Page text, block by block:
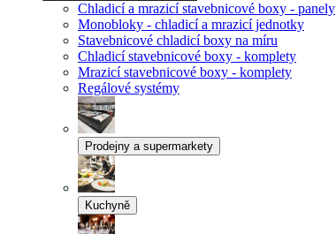
Chladicí a mrazicí stavebnicové boxy - panely
Monobloky - chladicí a mrazicí jednotky
Stavebnicové chladicí boxy na míru
Chladicí stavebnicové boxy - komplety
Mrazicí stavebnicové boxy - komplety
Regálové systémy
Prodejny a supermarkety
Kuchyně